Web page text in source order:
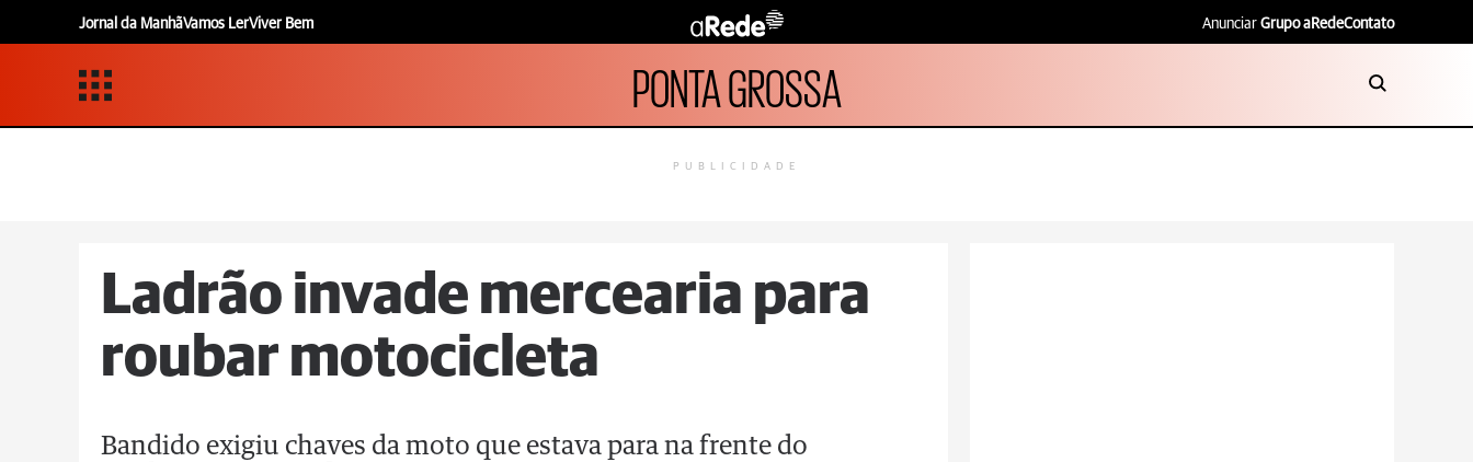
Jornal da ManhãVamos LerViver Bem Anunciar Grupo aRedeContato
PONTA GROSSA
PUBLICIDADE
Ladrão invade mercearia para
roubar motocicleta
Bandido exigiu chaves da moto que estava para na frente do